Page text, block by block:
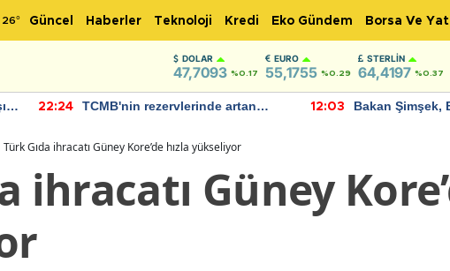
26° Güncel Haberler Teknoloji Kredi Eko Gündem Borsa Ve
DOLAR
47,7093 %0.17
EURO
55,1755 %0.29
STERLIN
64,4197 %0.37
22:24
TCMB'nin rezervlerinde artan
12:03
Bakan Şimşek,
Türk Gıda ihracatı Güney Kore’de hızla yükseliyor
ihracatı Güney